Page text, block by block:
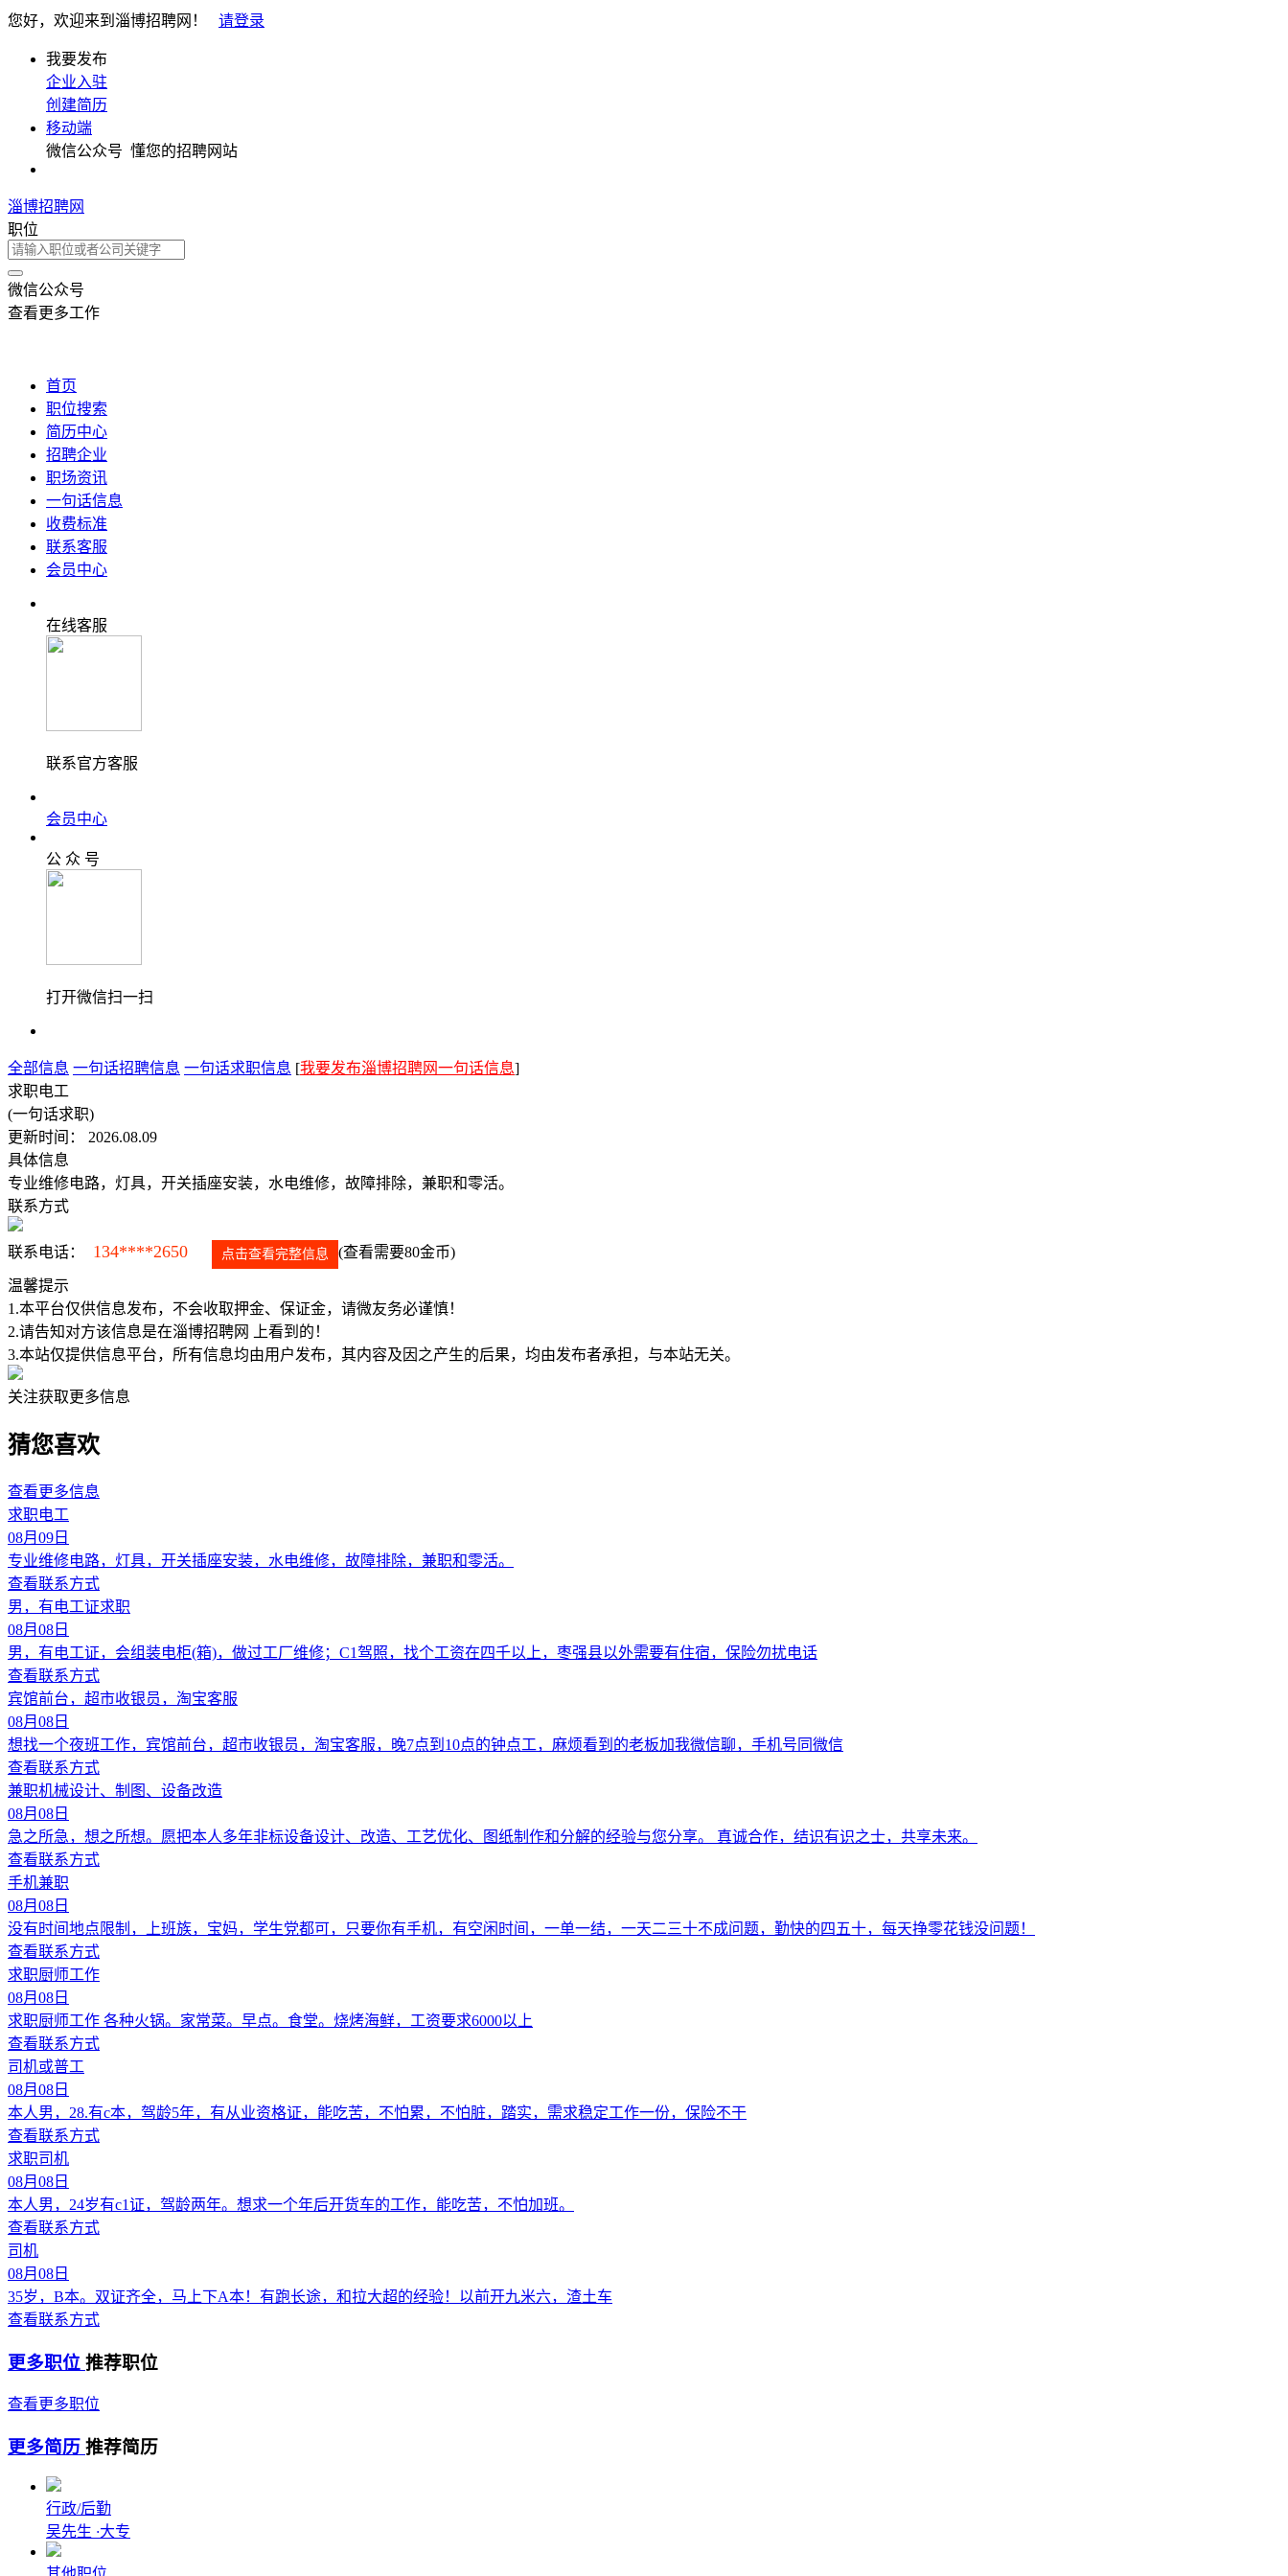
您好，欢迎来到淄博招聘网！ 请登录
我要发布
企业入驻
创建简历
移动端
微信公众号 懂您的招聘网站
淄博招聘网
职位
微信公众号
查看更多工作
首页
职位搜索
简历中心
招聘企业
职场资讯
一句话信息
收费标准
联系客服
会员中心
在线客服
联系官方客服
会员中心
公 众 号
打开微信扫一扫
全部信息 一句话招聘信息 一句话求职信息 [我要发布淄博招聘网一句话信息]
求职电工
(一句话求职)
更新时间： 2026.08.09
具体信息
专业维修电路，灯具，开关插座安装，水电维修，故障排除，兼职和零活。
联系方式
联系电话： 134****2650 点击查看完整信息 (查看需要80金币)
温馨提示
1.本平台仅供信息发布，不会收取押金、保证金，请微友务必谨慎！
2.请告知对方该信息是在淄博招聘网
上看到的！
3.本站仅提供信息平台，所有信息均由用户发布，其内容及因之产生的后果，均由发布者承担，与本站无关。
关注获取更多信息
猜您喜欢
查看更多信息
求职电工
08月09日
专业维修电路，灯具，开关插座安装，水电维修，故障排除，兼职和零活。
查看联系方式
男，有电工证求职
08月08日
男，有电工证，会组装电柜(箱)，做过工厂维修；C1驾照，找个工资在四千以上，枣强县以外需要有住宿，保险勿扰电话
查看联系方式
宾馆前台，超市收银员，淘宝客服
08月08日
想找一个夜班工作，宾馆前台，超市收银员，淘宝客服，晚7点到10点的钟点工，麻烦看到的老板加我微信聊，手机号同微信
查看联系方式
兼职机械设计、制图、设备改造
08月08日
急之所急，想之所想。愿把本人多年非标设备设计、改造、工艺优化、图纸制作和分解的经验与您分享。 真诚合作，结识有识之士，共享未来。
查看联系方式
手机兼职
08月08日
没有时间地点限制，上班族，宝妈，学生党都可，只要你有手机，有空闲时间，一单一结，一天二三十不成问题，勤快的四五十，每天挣零花钱没问题！
查看联系方式
求职厨师工作
08月08日
求职厨师工作 各种火锅。家常菜。早点。食堂。烧烤海鲜，工资要求6000以上
查看联系方式
司机或普工
08月08日
本人男，28.有c本，驾龄5年，有从业资格证，能吃苦，不怕累，不怕脏，踏实，需求稳定工作一份，保险不干
查看联系方式
求职司机
08月08日
本人男，24岁有c1证，驾龄两年。想求一个年后开货车的工作，能吃苦，不怕加班。
查看联系方式
司机
08月08日
35岁，B本。双证齐全，马上下A本！有跑长途，和拉大超的经验！以前开九米六，渣土车
查看联系方式
更多职位 推荐职位
查看更多职位
更多简历 推荐简历
行政/后勤
吴先生 ·大专